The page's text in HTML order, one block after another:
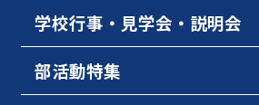
学校行事・見学会・説明会
部活動特集